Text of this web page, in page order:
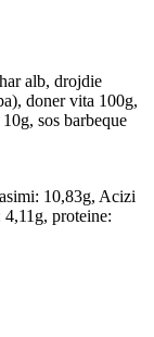
alb, drojdie
doner vita 100g,
sos barbeque
10,83g, Acizi
proteine: